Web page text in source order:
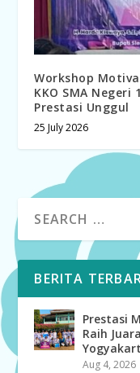
Workshop
KKO SMA Negeri
Prestasi Unggul
25 July 2026
BERITA
Prestasi
Raih
Aug 4, 2026